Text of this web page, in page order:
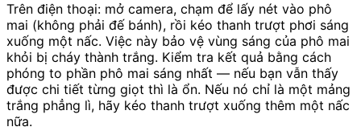
Trên điện thoại: mở camera, chạm để lấy nét vào phô
mai (không phải đế bánh), rồi kéo thanh trượt phơi sáng
xuống một nấc. Việc này bảo vệ vùng sáng của phô mai
khỏi bị cháy thành trắng. Kiểm tra kết quả bằng cách
phóng to phần phô mai sáng nhất — nếu bạn vẫn thấy
được chi tiết từng giọt thì là ổn. Nếu nó chỉ là một mảng
trắng phẳng lì, hãy kéo thanh trượt xuống thêm một nấc
nữa.